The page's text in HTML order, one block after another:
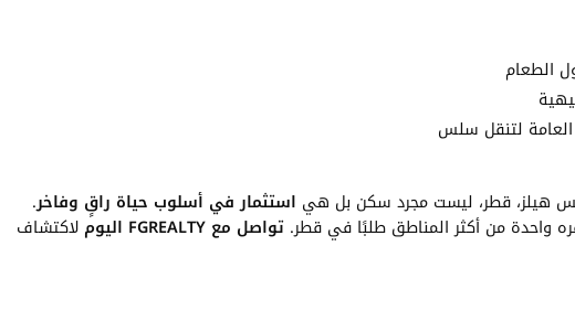
الطعام
لتنقل سلس
هيلز، قطر، ليست مجرد سكن بل هي استثمار في أسلوب حياة راقٍ وفاخر.
واحدة من أكثر المناطق طلبًا في قطر. تواصل مع FGREALTY اليوم
لاكتشاف